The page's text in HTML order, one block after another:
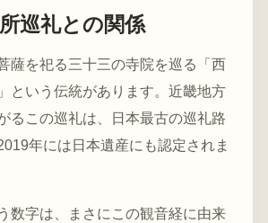
巡礼との関係
薩を祀る三十三の寺院を巡る「西
という伝統があります。近畿地方
るこの巡礼は、日本最古の巡礼路
年には日本遺産にも認定されま
数字は、まさにこの観音経に由来